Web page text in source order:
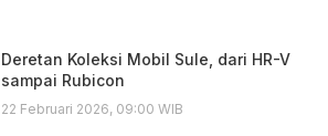
Deretan Koleksi Mobil Sule, dari HR-V
sampai Rubicon
22 Februari 2026, 09:00 WIB